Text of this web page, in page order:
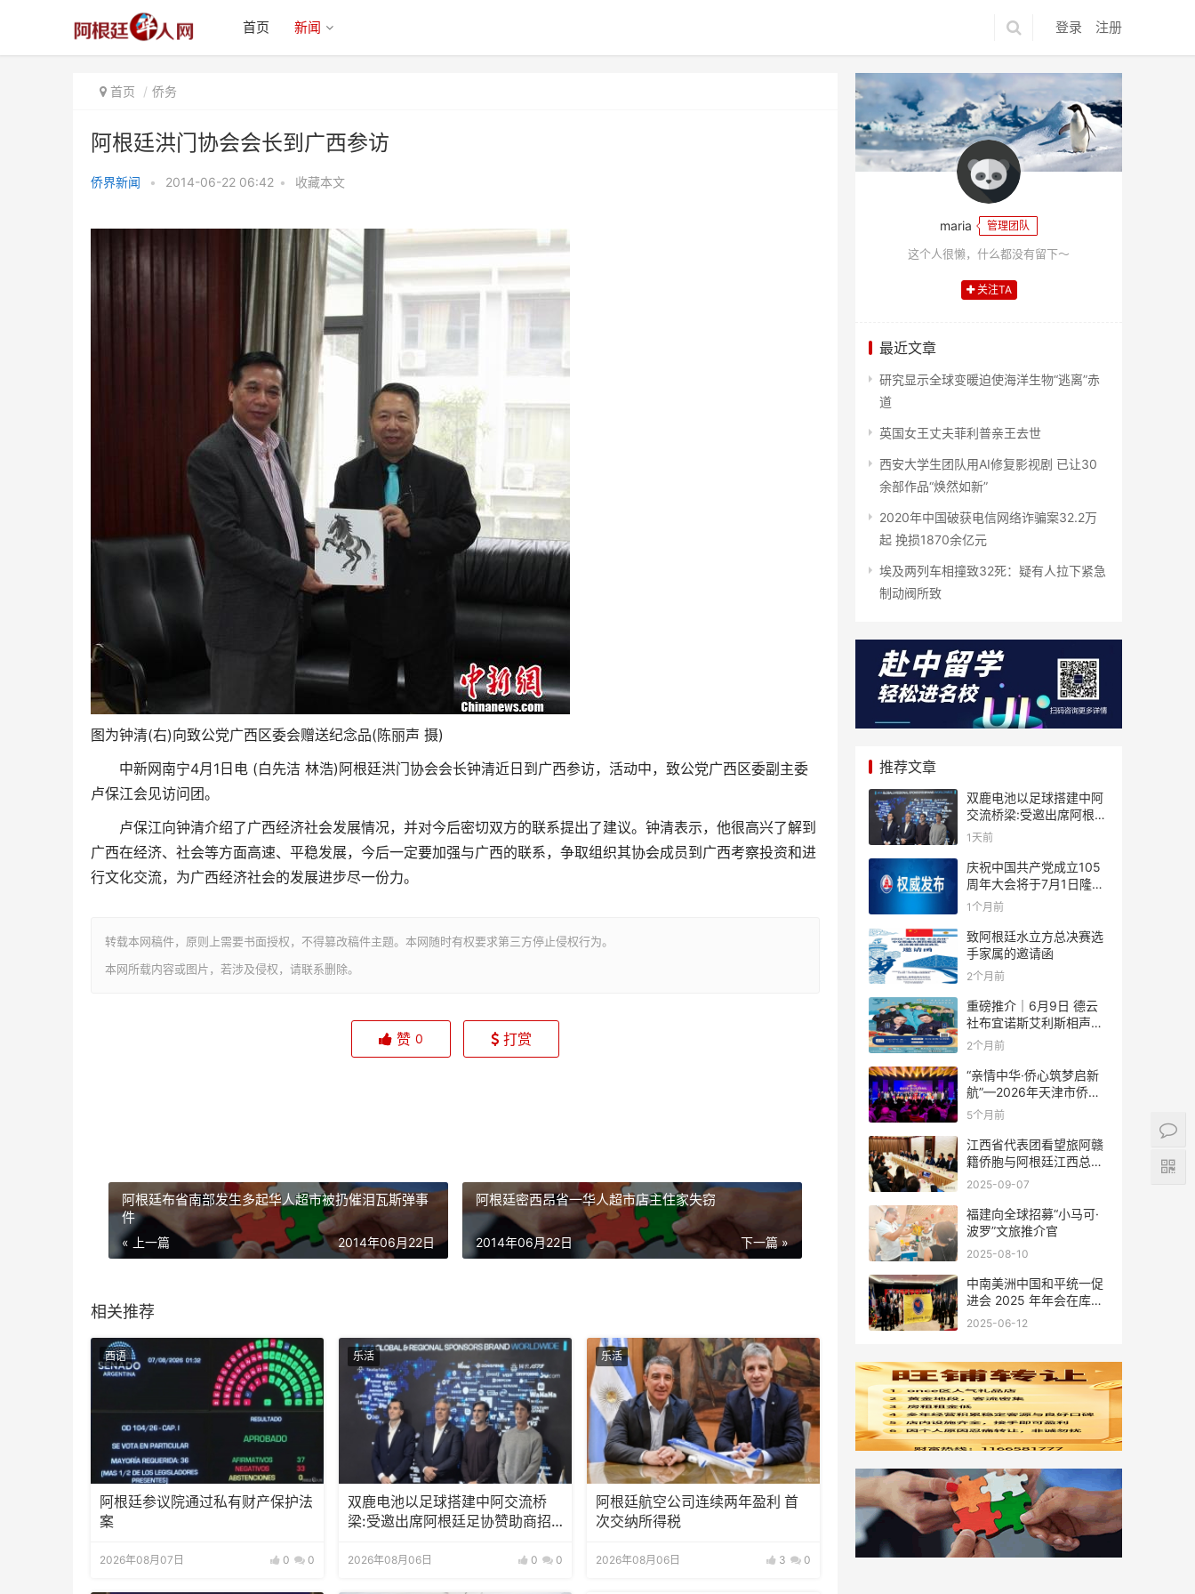
登录 注册
首页 新闻
首页 侨务
阿根廷洪门协会会长到广西参访
侨界新闻 • 2014-06-22 06:42 • 收藏本文
图为钟清(右)向致公党广西区委会赠送纪念品(陈丽声 摄)
中新网南宁4月1日电 (白先洁 林浩)阿根廷洪门协会会长钟清近日到广西参访，活动中，致公党广西区委副主委
卢保江会见访问团。
卢保江向钟清介绍了广西经济社会发展情况，并对今后密切双方的联系提出了建议。钟清表示，他很高兴了解到
广西在经济、社会等方面高速、平稳发展，今后一定要加强与广西的联系，争取组织其协会成员到广西考察投资和进
行文化交流，为广西经济社会的发展进步尽一份力。
转载本网稿件，原则上需要书面授权，不得篡改稿件主题。本网随时有权要求第三方停止侵权行为。
本网所载内容或图片，若涉及侵权，请联系删除。
赞 0 打赏
阿根廷布省南部发生多起华人超市被扔催泪瓦斯弹事
件
« 上一篇 2014年06月22日
阿根廷密西昂省一华人超市店主住家失窃
下一篇 »
2014年06月22日
相关推荐
西语
阿根廷参议院通过私有财产保护法
案
2026年08月07日 0 0
乐活
双鹿电池以足球搭建中阿交流桥
梁:受邀出席阿根廷足协赞助商招
2026年08月06日 0 0
乐活
阿根廷航空公司连续两年盈利 首
次交纳所得税
2026年08月06日 3 0
maria 管理团队
这个人很懒，什么都没有留下～
关注TA
最近文章
研究显示全球变暖迫使海洋生物“逃离”赤
道
英国女王丈夫菲利普亲王去世
西安大学生团队用AI修复影视剧 已让30
余部作品“焕然如新”
2020年中国破获电信网络诈骗案32.2万
起 挽损1870余亿元
埃及两列车相撞致32死：疑有人拉下紧急
制动阀所致
推荐文章
双鹿电池以足球搭建中阿
交流桥梁:受邀出席阿根廷
足协赞助商招待会！
1天前
庆祝中国共产党成立105
周年大会将于7月1日隆重
举行
1个月前
致阿根廷水立方总决赛选
手家属的邀请函
2个月前
重磅推介｜6月9日 德云
社布宜诺斯艾利斯相声专
场！国风曲艺邂逅南美风
结！
2个月前
“亲情中华·侨心筑梦启新
航”—2026年天津市侨界
新春联谊活动成功举办
5个月前
江西省代表团看望旅阿赣
籍侨胞与阿根廷江西总商
会座谈
2025-09-07
福建向全球招募“小马可·
波罗”文旅推介官
2025-08-10
中南美洲中国和平统一促
进会 2025 年年会在库拉
索圆满举行，共绘反“独”
2025-06-12